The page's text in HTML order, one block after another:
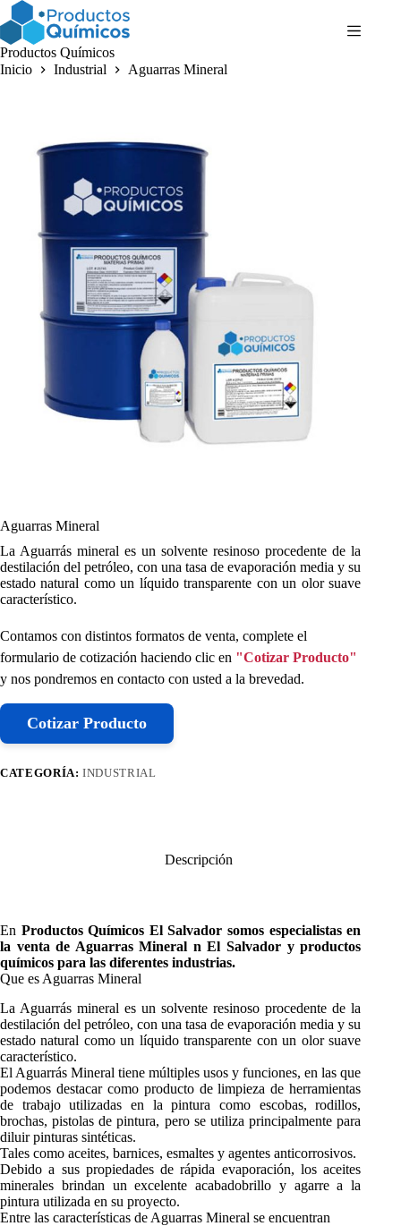
Saltar
al
contenido
Productos Químicos
Inicio
Industrial Aguarras Mineral
Aguarras Mineral
La Aguarrás mineral es un solvente resinoso procedente de la
destilación del petróleo, con una tasa de evaporación media y su
estado natural como un líquido transparente con un olor suave
característico.
Contamos con distintos formatos de venta, complete el
formulario de cotización haciendo clic en "Cotizar Producto"
y nos pondremos en contacto con usted a la brevedad.
Cotizar Producto
CATEGORÍA:INDUSTRIAL
Descripción
En Productos Químicos El Salvador somos especialistas en
la venta de Aguarras Mineral n El Salvador y productos
químicos para las diferentes industrias.
Que es Aguarras Mineral
La Aguarrás mineral es un solvente resinoso procedente de la
destilación del petróleo, con una tasa de evaporación media y su
estado natural como un líquido transparente con un olor suave
característico.
El Aguarrás Mineral tiene múltiples usos y funciones, en las que
podemos destacar como producto de limpieza de herramientas
de trabajo utilizadas en la pintura como escobas, rodillos,
brochas, pistolas de pintura, pero se utiliza principalmente para
diluir pinturas sintéticas.
Tales como aceites, barnices, esmaltes y agentes anticorrosivos.
Debido a sus propiedades de rápida evaporación, los aceites
minerales brindan un excelente acabadobrillo y agarre a la
pintura utilizada en su proyecto.
Entre las características de Aguarras Mineral se encuentran